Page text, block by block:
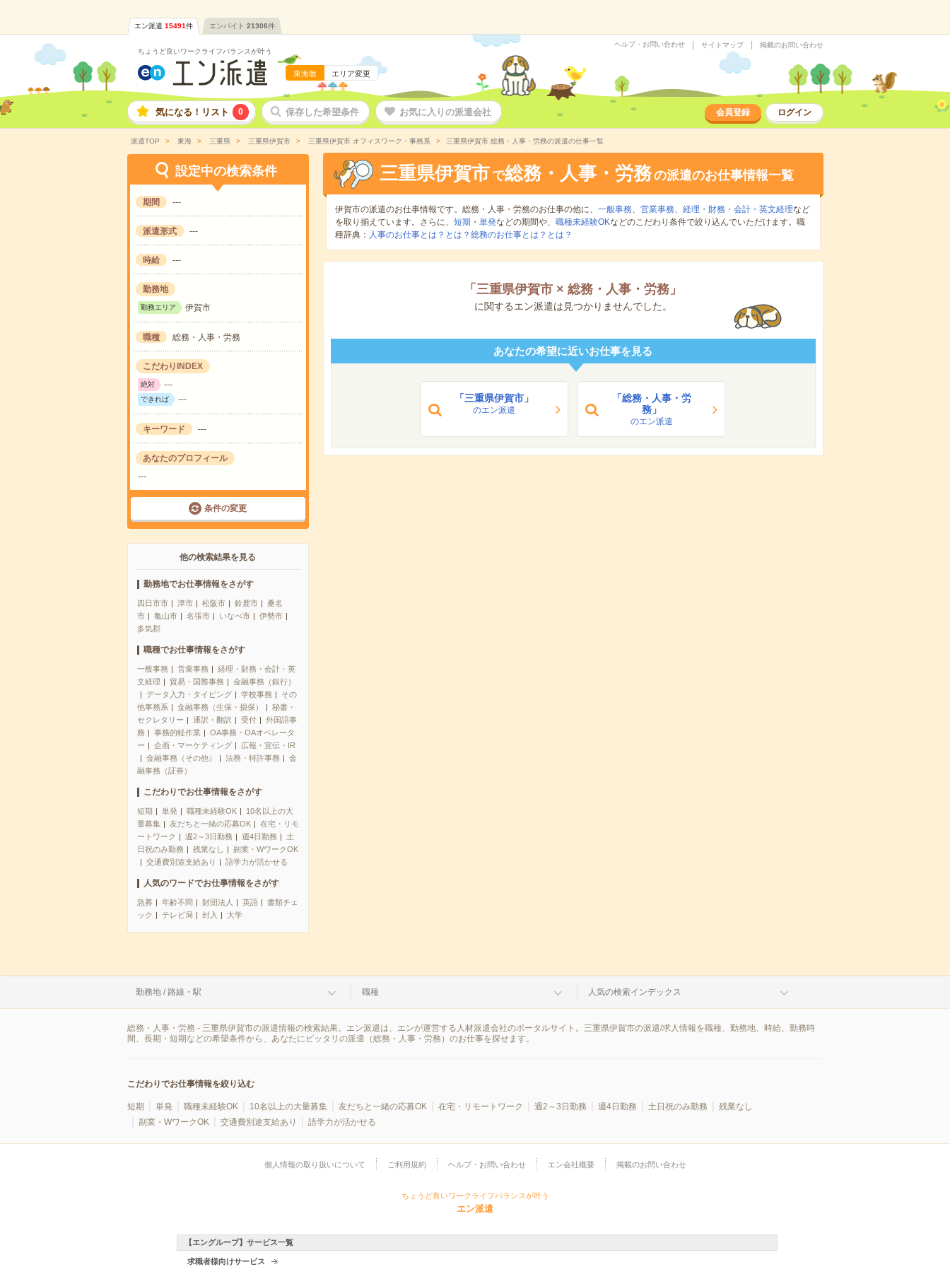
エン派遣 15491件 エンバイト 21306件
ちょうど良いワークライフバランスが叶う
東海版 エリア変更
ヘルプ・お問い合わせ サイトマップ 掲載のお問い合わせ
気になる！リスト 0 保存した希望条件 お気に入りの派遣会社 会員登録 ログイン
派遣TOP 東海 三重県 三重県伊賀市 三重県伊賀市 オフィスワーク・事務系 三重県伊賀市 総務・人事・労務の派遣の仕事一覧
設定中の検索条件
期間 ---
派遣形式 ---
時給 ---
勤務地
勤務エリア 伊賀市
職種 総務・人事・労務
こだわりINDEX
絶対 ---
できれば ---
キーワード ---
あなたのプロフィール
---
条件の変更
他の検索結果を見る
勤務地でお仕事情報をさがす
四日市市 津市 松阪市 鈴鹿市
桑名
市
亀山市 名張市 いなべ市
伊勢市
多気郡
職種でお仕事情報をさがす
一般事務 営業事務
経理・財務・会計・英
文経理
貿易・国際事務
金融事務（銀行）
データ入力・タイピング
学校事務
その
他事務系
金融事務（生保・損保）
秘書・
セクレタリー
通訳・翻訳 受付
外国語事
務
事務的軽作業
OA事務・OAオペレータ
ー
企画・マーケティング
広報・宣伝・IR
金融事務（その他）
法務・特許事務
金
融事務（証券）
こだわりでお仕事情報をさがす
短期 単発 職種未経験OK
10名以上の大
量募集
友だちと一緒の応募OK
在宅・リモ
ートワーク
週2～3日勤務 週4日勤務
土
日祝のみ勤務
残業なし
副業・WワークOK
交通費別途支給あり
語学力が活かせる
人気のワードでお仕事情報をさがす
急募 年齢不問 財団法人 英語
書類チェ
ック
テレビ局 封入 大学
三重県伊賀市 で総務・人事・労務の派遣のお仕事情報一覧
伊賀市の派遣のお仕事情報です。総務・人事・労務のお仕事の他に、 一般事務、 営業事務、 経理・財務・会計・英文経理など
を取り揃えています。さらに、 短期 ・ 単発などの期間や、 職種未経験OKなどのこだわり条件で絞り込んでいただけます。職
種辞典： 人事のお仕事とは？とは？ 総務のお仕事とは？とは？
「 三重県伊賀市 × 総務・人事・労務 」
に関するエン派遣は見つかりませんでした。
あなたの希望に近いお仕事を見る
「三重県伊賀市」
のエン派遣
「総務・人事・労
務」
のエン派遣
勤務地 / 路線・駅 職種 人気の検索インデックス
総務・人事・労務 - 三重県伊賀市の派遣情報の検索結果。エン派遣は、エンが運営する人材派遣会社のポータルサイト。三重県伊賀市の派遣/求人情報を職種、勤務地、時給、勤務時
間、長期・短期などの希望条件から、あなたにピッタリの派遣（総務・人事・労務）のお仕事を探せます。
こだわりでお仕事情報を絞り込む
短期 単発 職種未経験OK 10名以上の大量募集 友だちと一緒の応募OK 在宅・リモートワーク 週2～3日勤務 週4日勤務 土日祝のみ勤務
残業なし
副業・WワークOK
交通費別途支給あり 語学力が活かせる
個人情報の取り扱いについて ご利用規約 ヘルプ・お問い合わせ エン会社概要 掲載のお問い合わせ
ちょうど良いワークライフバランスが叶う
エン派遣
【エングループ】サービス一覧
求職者様向けサービス